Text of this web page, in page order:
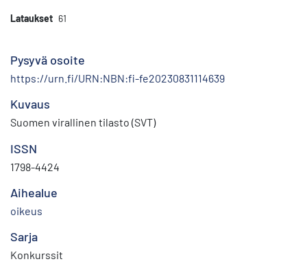
Lataukset 61
Pysyvä osoite
https://urn.fi/URN:NBN:fi-fe20230831114639
Kuvaus
Suomen virallinen tilasto (SVT)
ISSN
1798-4424
Aihealue
oikeus
Sarja
Konkurssit